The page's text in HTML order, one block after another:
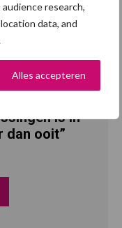
research,
data, and
Alles accepteren
blijft
en
handel
is in
dan ooit”